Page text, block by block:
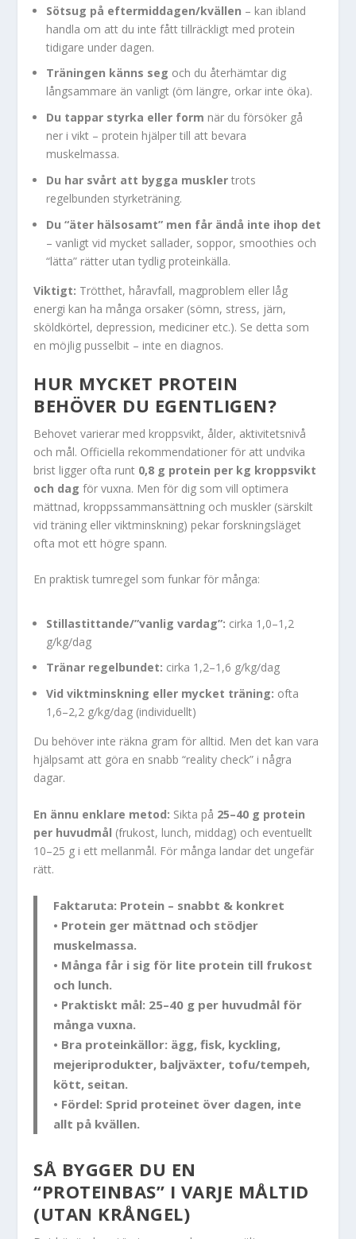
Sötsug på eftermiddagen/kvällen – kan ibland
handla om att du inte fått tillräckligt med protein
tidigare under dagen.
Träningen känns seg och du återhämtar dig
långsammare än vanligt (öm längre, orkar inte öka).
Du tappar styrka eller form när du försöker gå
ner i vikt – protein hjälper till att bevara
muskelmassa.
Du har svårt att bygga muskler trots
regelbunden styrketräning.
Du “äter hälsosamt” men får ändå inte ihop det
– vanligt vid mycket sallader, soppor, smoothies och
“lätta” rätter utan tydlig proteinkälla.
Viktigt: Trötthet, håravfall, magproblem eller låg
energi kan ha många orsaker (sömn, stress, järn,
sköldkörtel, depression, mediciner etc.). Se detta som
en möjlig pusselbit – inte en diagnos.
HUR MYCKET PROTEIN
BEHÖVER DU EGENTLIGEN?
Behovet varierar med kroppsvikt, ålder, aktivitetsnivå
och mål. Officiella rekommendationer för att undvika
brist ligger ofta runt 0,8 g protein per kg kroppsvikt
och dag för vuxna. Men för dig som vill optimera
mättnad, kroppssammansättning och muskler (särskilt
vid träning eller viktminskning) pekar forskningsläget
ofta mot ett högre spann.
En praktisk tumregel som funkar för många:
Stillastittande/”vanlig vardag”: cirka 1,0–1,2
g/kg/dag
Tränar regelbundet: cirka 1,2–1,6 g/kg/dag
Vid viktminskning eller mycket träning: ofta
1,6–2,2 g/kg/dag (individuellt)
Du behöver inte räkna gram för alltid. Men det kan vara
hjälpsamt att göra en snabb “reality check” i några
dagar.
En ännu enklare metod: Sikta på 25–40 g protein
per huvudmål (frukost, lunch, middag) och eventuellt
10–25 g i ett mellanmål. För många landar det ungefär
rätt.
Faktaruta: Protein – snabbt & konkret
• Protein ger mättnad och stödjer
muskelmassa.
• Många får i sig för lite protein till frukost
och lunch.
• Praktiskt mål: 25–40 g per huvudmål för
många vuxna.
• Bra proteinkällor: ägg, fisk, kyckling,
mejeriprodukter, baljväxter, tofu/tempeh,
kött, seitan.
• Fördel: Sprid proteinet över dagen, inte
allt på kvällen.
SÅ BYGGER DU EN
“PROTEINBAS” I VARJE MÅLTID
(UTAN KRÅNGEL)